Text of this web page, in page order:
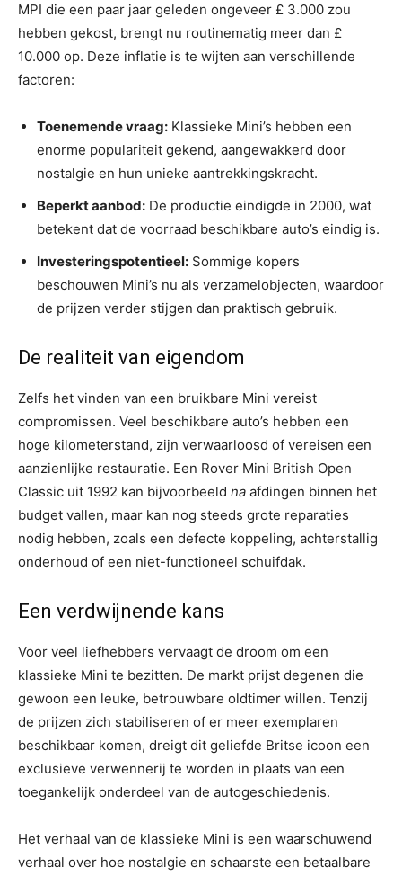
MPI die een paar jaar geleden ongeveer £ 3.000 zou
hebben gekost, brengt nu routinematig meer dan £
10.000 op. Deze inflatie is te wijten aan verschillende
factoren:
Toenemende vraag: Klassieke Mini’s hebben een
enorme populariteit gekend, aangewakkerd door
nostalgie en hun unieke aantrekkingskracht.
Beperkt aanbod: De productie eindigde in 2000, wat
betekent dat de voorraad beschikbare auto’s eindig is.
Investeringspotentieel: Sommige kopers
beschouwen Mini’s nu als verzamelobjecten, waardoor
de prijzen verder stijgen dan praktisch gebruik.
De realiteit van eigendom
Zelfs het vinden van een bruikbare Mini vereist
compromissen. Veel beschikbare auto’s hebben een
hoge kilometerstand, zijn verwaarloosd of vereisen een
aanzienlijke restauratie. Een Rover Mini British Open
Classic uit 1992 kan bijvoorbeeld na afdingen binnen het
budget vallen, maar kan nog steeds grote reparaties
nodig hebben, zoals een defecte koppeling, achterstallig
onderhoud of een niet-functioneel schuifdak.
Een verdwijnende kans
Voor veel liefhebbers vervaagt de droom om een
klassieke Mini te bezitten. De markt prijst degenen die
gewoon een leuke, betrouwbare oldtimer willen. Tenzij
de prijzen zich stabiliseren of er meer exemplaren
beschikbaar komen, dreigt dit geliefde Britse icoon een
exclusieve verwennerij te worden in plaats van een
toegankelijk onderdeel van de autogeschiedenis.
Het verhaal van de klassieke Mini is een waarschuwend
verhaal over hoe nostalgie en schaarste een betaalbare